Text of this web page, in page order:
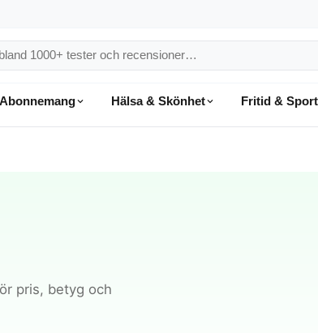
Hälsa & Skönhet Fritid & Sport
pris, betyg och